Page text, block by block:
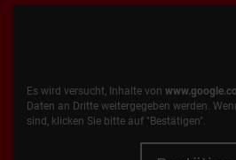
Es wird versucht, Inhalte von
Daten an Dritte weitergegeben werden.
sind, klicken Sie bitte auf "Bestätigen".